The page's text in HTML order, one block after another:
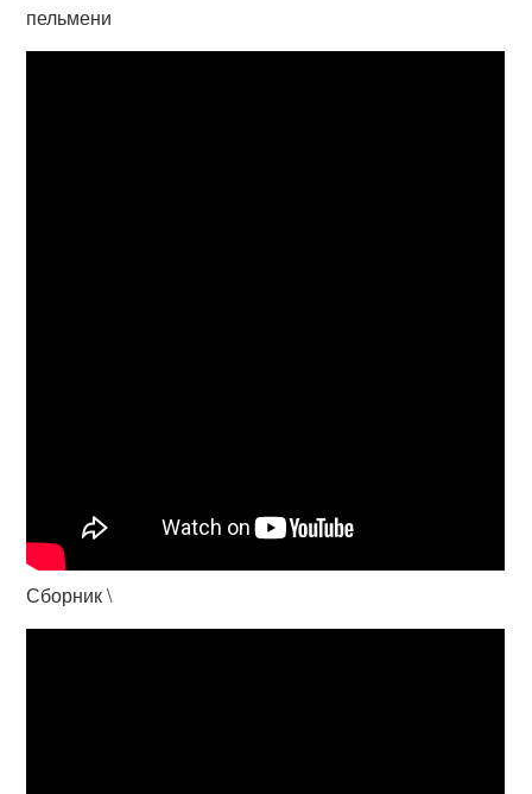
пельмени
Сборник \